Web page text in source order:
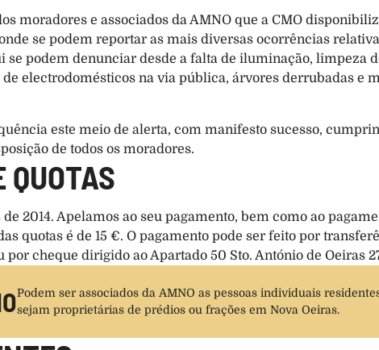
moradores e associados da AMNO que a CMO
se podem reportar as mais diversas ocorrências
podem denunciar desde a falta de iluminação, limpeza
electrodomésticos na via pública, árvores derrubadas e
este meio de alerta, com manifesto sucesso,
de todos os moradores.
QUOTAS
2014. Apelamos ao seu pagamento, bem como ao
quotas é de 15 €. O pagamento pode ser feito por
cheque dirigido ao Apartado 50 Sto. António de Oeiras
Podem ser associados da AMNO as pessoas individuais
sejam proprietárias de prédios ou frações em Nova Oeiras.